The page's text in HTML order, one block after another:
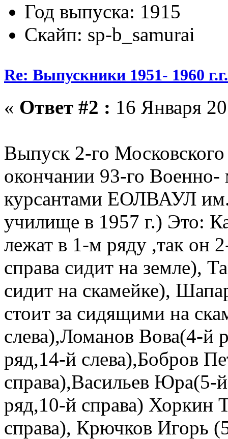
Год выпуска: 1915
Скайп: sp-b_samurai
Re: Выпускники 1951- 1960
« Ответ #2 : 16 Января
Выпуск 2-го
окончании 93-го Военно-
курсантами ЕОЛВАУЛ
училище в 1957 г.) Это:
лежат в 1-м ряду ,так он
справа сидит на земле),
сидит на скамейке),
стоит за сидящими на
слева),Ломанов Вова(4-й
ряд,14-й слева),Бобров
справа),Васильев Юра(5-
ряд,10-й справа) Хоркин
справа), Крючков Игорь